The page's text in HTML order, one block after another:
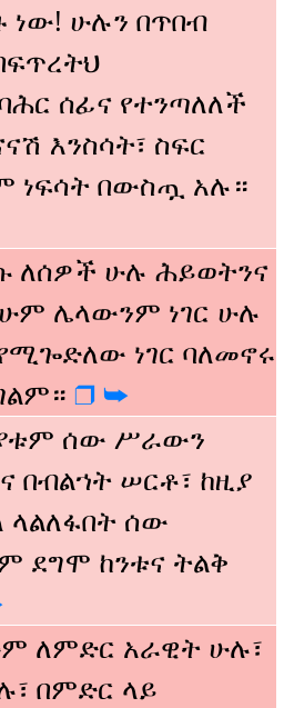
ነው! ሁሉን በጥበብ
ሰፊና የተንጣለለች
እንስሳት፣ ስፍር
ነፍሳት በውስጧ አሉ።
ለሰዎች ሁሉ ሕይወትንና
ሌላውንም ነገር ሁሉ
ነገር ባለመኖሩ
❒️ ➥️
ሰው ሥራውን
በብልኀት ሠርቶ፣ ከዚያ
ሰው
ደግሞ ከንቱና ትልቅ
ለምድር አራዊት ሁሉ፣
በምድር ላይ